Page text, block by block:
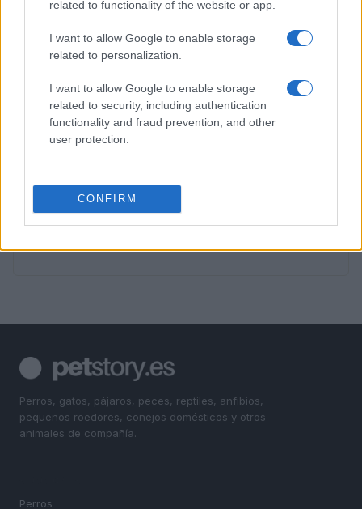
related to functionality of the website or app.
I want to allow Google to enable storage
related to personalization.
I want to allow Google to enable storage
related to security, including authentication
functionality and fraud prevention, and other
user protection.
CONFIRM
Guía sobre el crecimiento y cuidado del border collie
Qué hacer si un gato se rompe el espolón: consejos
útiles
Descubre los nuevos Mini Sticks de GimCat para gatos
4 Pets Of The Homeless alcanza el hito de 2 millones de
comidas para mascotas en Australia
5
Perros, gatos, pájaros, peces, reptiles, anfibios,
pequeños roedores, conejos domésticos y otros
animales de compañía.
Perros